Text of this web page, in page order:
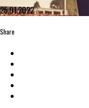
25.01.2022
Share